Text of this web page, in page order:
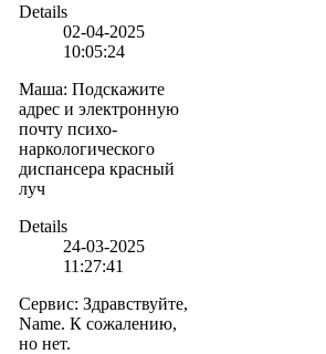
Details
02-04-2025
10:05:24
Маша: Подскажите
адрес и электронную
почту психо-
наркологического
диспансера красный
луч
Details
24-03-2025
11:27:41
Сервис: Здравствуйте,
Name. К сожалению,
но нет.